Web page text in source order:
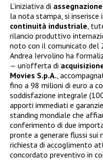
L’iniziativa di
la nota stampa, si
continuità industriale ,
rilancio produttivo
noto con il comunicato del
Andrea Iervolino ha
— un’offerta di
Movies S.p.A. ,
fino a 98 milioni di euro a
soddisfazione integrale
apporti immediati e
standing mondiale che
conferimento di due
pronte a generare flussi sui
richiesta di accoglimento
concordato preventivo in